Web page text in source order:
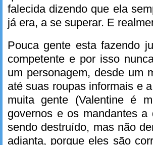
falecida dizendo que ela
já era, a se superar. E
Pouca gente esta fazendo
competente e por isso
um personagem, desde um
até suas roupas informais e
muita gente (Valentine é
governos e os mandantes
sendo destruído, mas não
adianta, porque eles são